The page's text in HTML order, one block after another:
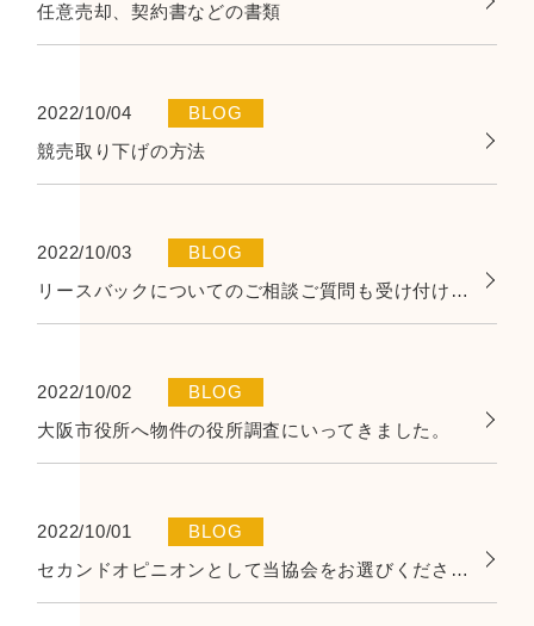
任意売却、契約書などの書類
2022/10/04
BLOG
競売取り下げの方法
2022/10/03
BLOG
リースバックについてのご相談ご質問も受け付けております。
2022/10/02
BLOG
大阪市役所へ物件の役所調査にいってきました。
2022/10/01
BLOG
セカンドオピニオンとして当協会をお選びください。